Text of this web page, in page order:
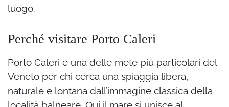
luogo.
Perché visitare Porto Caleri
Porto Caleri è una delle mete più particolari del
Veneto per chi cerca una spiaggia libera,
naturale e lontana dall’immagine classica della
località balneare. Qui il mare si unisce al